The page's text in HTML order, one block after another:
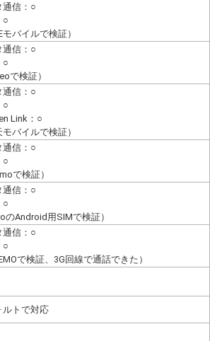
通信：○
○
モバイルで検証）
通信：○
○
で検証）
通信：○
○
Link：○
モバイルで検証）
通信：○
○
で検証）
通信：○
○
のAndroid用SIMで検証）
通信：○
○
で検証、3G回線で通話できた）
ルトで対応